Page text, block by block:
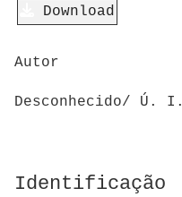
Download
Autor
Desconhecido/ Ú. I.
Identificação